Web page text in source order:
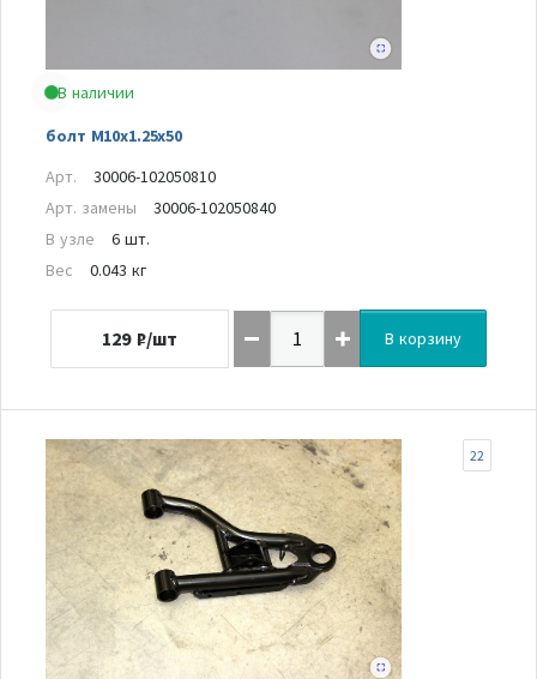
В наличии
болт M10x1.25x50
Арт.
30006-102050810
Арт. замены
30006-102050840
В узле
6 шт.
Вес
0.043 кг
129 ₽/шт В корзину
22